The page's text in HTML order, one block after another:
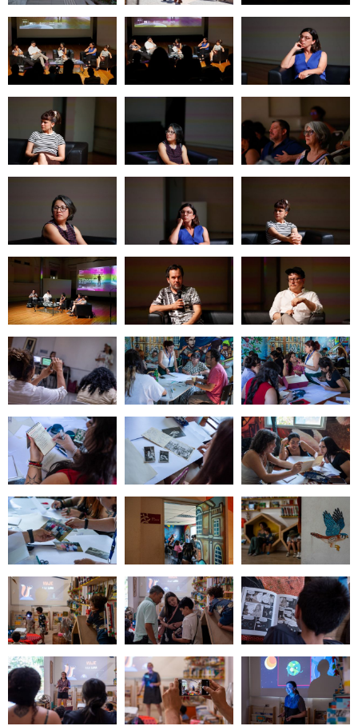
Zoom Zoom
Zoom Zoom
Zoom Zoom Zoom
Zoom Zoom Zoom
Zoom Zoom Zoom
Zoom Zoom Zoom
Zoom Zoom Zoom